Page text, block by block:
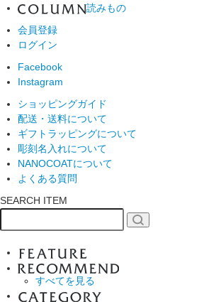
読みもの
会員登録
ログイン
Facebook
Instagram
ショッピングガイド
配送・送料について
ギフトラッピングについて
彫刻名入れについて
NANOCOATについて
よくある質問
SEARCH ITEM
すべてを見る